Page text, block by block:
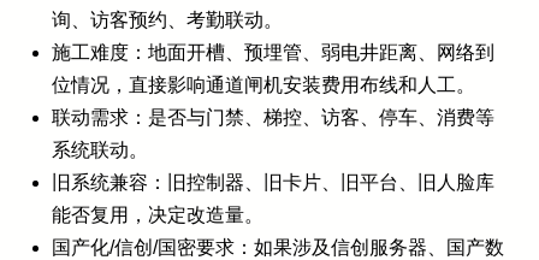
询、访客预约、考勤联动。
施工难度：地面开槽、预埋管、弱电井距离、网络到
位情况，直接影响通道闸机安装费用布线和人工。
联动需求：是否与门禁、梯控、访客、停车、消费等
系统联动。
旧系统兼容：旧控制器、旧卡片、旧平台、旧人脸库
能否复用，决定改造量。
国产化/信创/国密要求：如果涉及信创服务器、国产数